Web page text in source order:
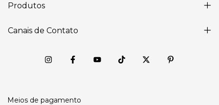
Produtos
Canais de Contato
Meios de pagamento